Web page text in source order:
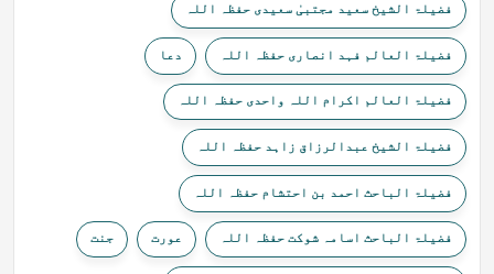
فضیلۃ الشیخ سعید مجتبیٰ سعیدی حفظہ اللہ
فضیلۃ العالم فہد انصاری حفظہ اللہ دعا
فضیلۃ العالم اکرام اللہ واحدی حفظہ اللہ
فضیلۃ الشیخ عبدالرزاق زاہد حفظہ اللہ
فضیلۃ الباحث احمد بن احتشام حفظہ اللہ
فضیلۃ الباحث اسامہ شوکت حفظہ اللہ عورت جنت